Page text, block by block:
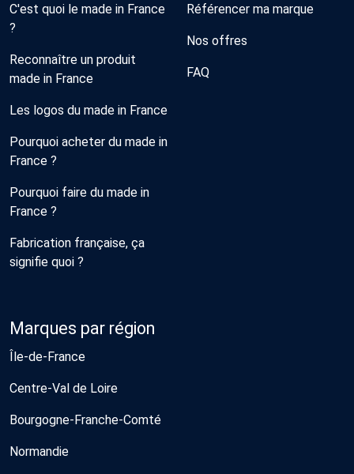
C'est quoi le made in France
?
Reconnaître un produit
made in France
Les logos du made in France
Pourquoi acheter du made in
France ?
Pourquoi faire du made in
France ?
Fabrication française, ça
signifie quoi ?
Référencer ma marque
Nos offres
FAQ
Marques par région
Île-de-France
Centre-Val de Loire
Bourgogne-Franche-Comté
Normandie